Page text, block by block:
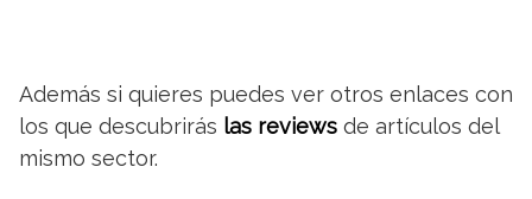
Además si quieres puedes ver otros enlaces con
los que descubrirás las reviews de artículos del
mismo sector.